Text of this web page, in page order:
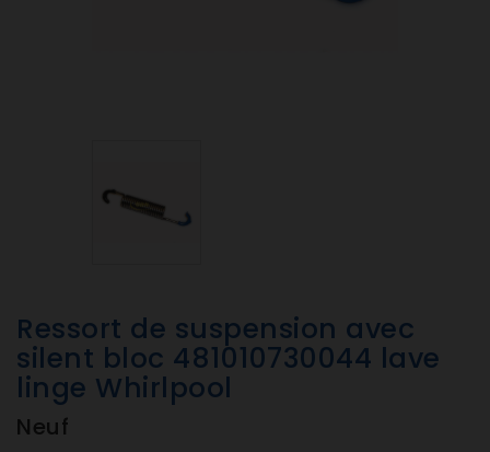
Ressort de suspension avec
silent bloc 481010730044 lave
linge Whirlpool
Neuf